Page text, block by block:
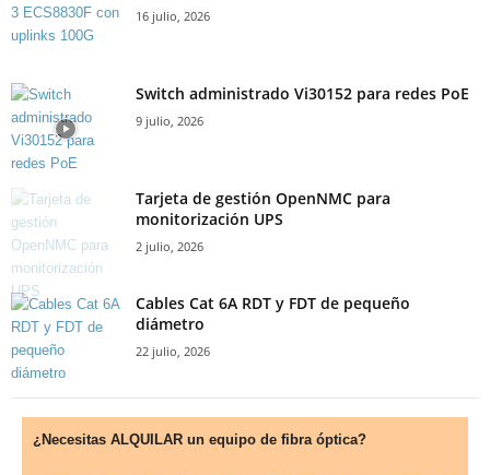
16 julio, 2026
Switch administrado Vi30152 para redes PoE
9 julio, 2026
Tarjeta de gestión OpenNMC para
monitorización UPS
2 julio, 2026
Cables Cat 6A RDT y FDT de pequeño
diámetro
22 julio, 2026
¿Necesitas ALQUILAR un equipo de fibra óptica?